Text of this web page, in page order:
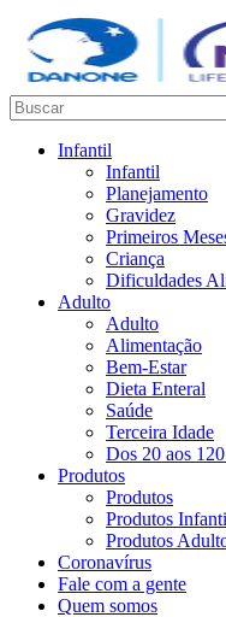
Infantil
Infantil
Planejamento
Gravidez
Primeiros
Criança
Dificuldades
Adulto
Adulto
Alimentação
Bem-Estar
Dieta Enteral
Saúde
Terceira Idade
Dos 20 aos
Produtos
Produtos
Produtos
Produtos
Coronavírus
Fale com a gente
Quem somos